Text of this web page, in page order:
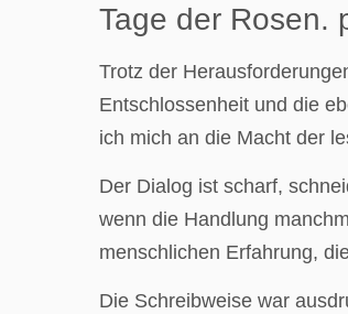
Tage der Rosen.
Trotz der
Entschlossenheit und die
ich mich an die Macht der
Der Dialog ist scharf,
wenn die Handlung
menschlichen Erfahrung,
Die Schreibweise war